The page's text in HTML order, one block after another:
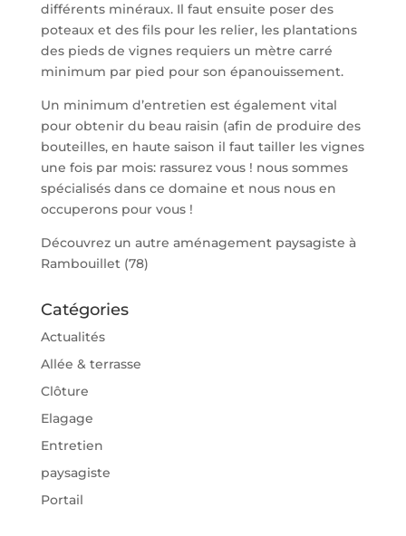
différents minéraux. Il faut ensuite poser des
poteaux et des fils pour les relier, les plantations
des pieds de vignes requiers un mètre carré
minimum par pied pour son épanouissement.
Un minimum d’entretien est également vital
pour obtenir du beau raisin (afin de produire des
bouteilles, en haute saison il faut tailler les vignes
une fois par mois: rassurez vous ! nous sommes
spécialisés dans ce domaine et nous nous en
occuperons pour vous !
Découvrez un autre aménagement paysagiste à
Rambouillet (78)
Catégories
Actualités
Allée & terrasse
Clôture
Elagage
Entretien
paysagiste
Portail